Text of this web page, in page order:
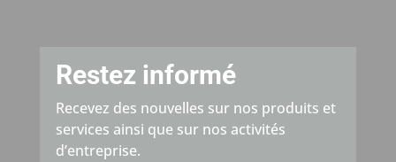
Restez informé
Recevez des nouvelles sur nos produits et
services ainsi que sur nos activités
d’entreprise.